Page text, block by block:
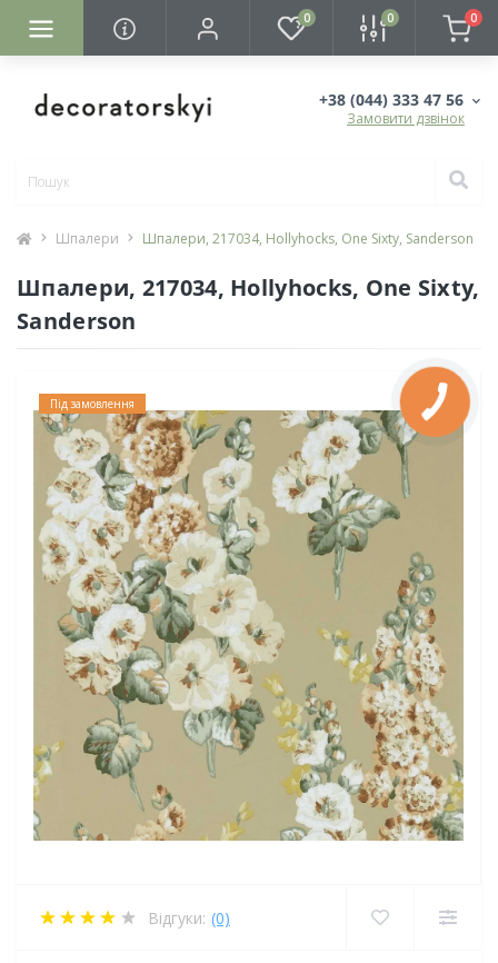
0 0 0
+38 (044) 333 47 56
Замовити дзвінок
Шпалери Шпалери, 217034, Hollyhocks, One Sixty, Sanderson
Шпалери, 217034, Hollyhocks, One Sixty,
Sanderson
Під замовлення
Відгуки: (0)